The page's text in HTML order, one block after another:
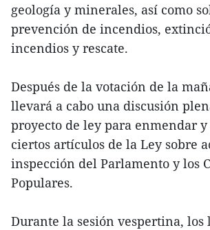
geología y minerales, así como
prevención de incendios,
incendios y rescate.
Después de la votación de la
llevará a cabo una discusión
proyecto de ley para enmendar
ciertos artículos de la Ley sobre
inspección del Parlamento y los
Populares.
Durante la sesión vespertina, los